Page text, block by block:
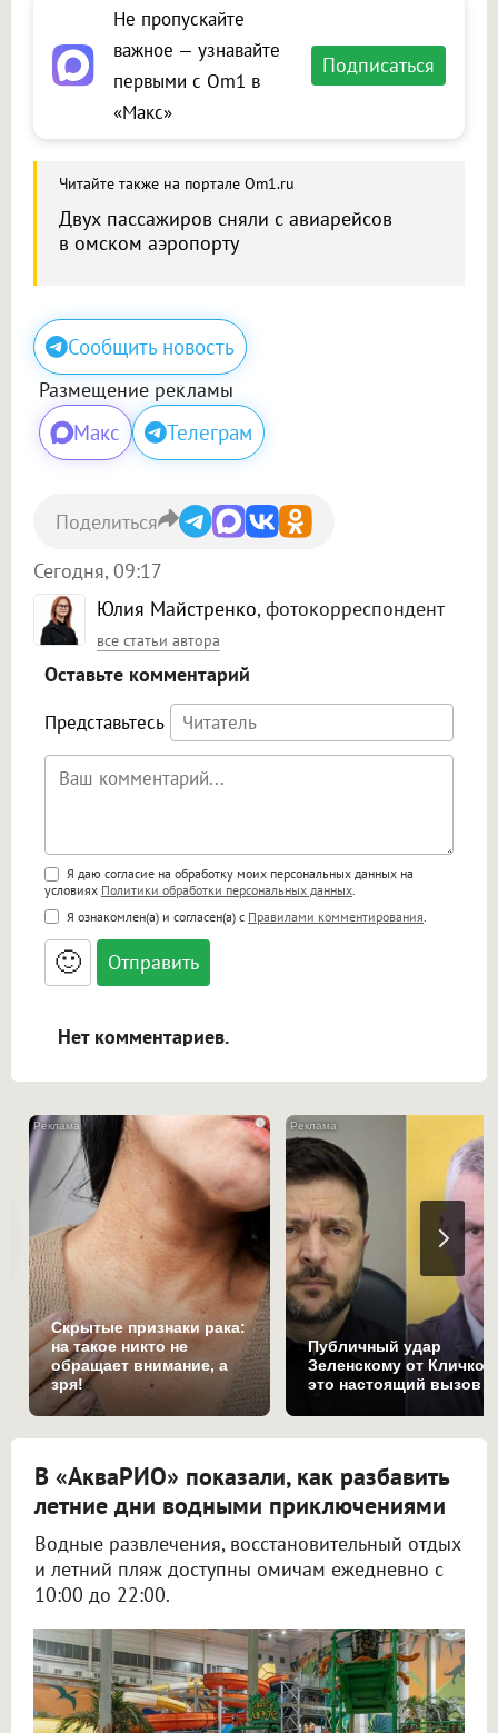
Не пропускайте
важное — узнавайте
первыми с Om1 в
«Макс»
Подписаться
Читайте также на портале Om1.ru
Двух пассажиров сняли с авиарейсов
в омском аэропорту
Сообщить новость
Размещение рекламы
Макс Телеграм
Юлия Майстренко, фотокорреспондент
все статьи автора
Сегодня, 09:17
Поделиться
Оставьте комментарий
Представьтесь
Поддержка HTML
<b>, <strong>, <u>, <i>, <em>, <s>, <big>,
<small>, <sup>, <sub>, <pre>, <ul>, <ol>, <li>,
<blockquote>, <code> экранирует HTML,
адреса URL автоматически становятся
ссылками, и [img]адрес[/img] будет
Я даю согласие на обработку моих персональных данных на
условиях Политики обработки персональных данных
Я ознакомлен(а) и согласен(а) с Правилами комментирования
🙂
Нет комментариев.
i
Скрытые признаки рака:
на такое никто не
обращает внимание, а
зря!
Публичный удар
Зеленскому от Кличко:
это настоящий вызов
В «АкваРИО» показали, как разбавить
летние дни водными приключениями
Водные развлечения, восстановительный отдых
и летний пляж доступны омичам ежедневно с
10:00 до 22:00.